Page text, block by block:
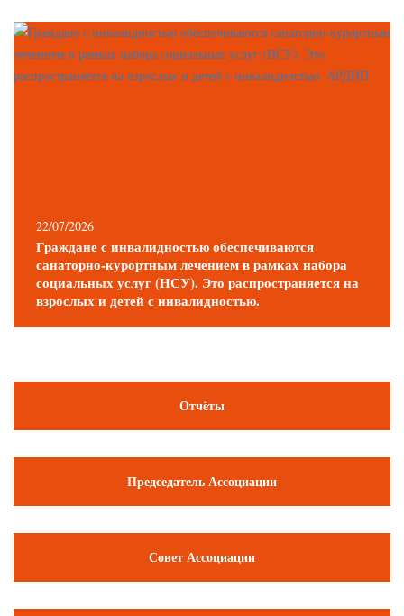
22/07/2026
Граждане с инвалидностью обеспечиваются
санаторно-курортным лечением в рамках набора
социальных услуг (НСУ). Это распространяется на
взрослых и детей с инвалидностью.
Отчёты
Председатель Ассоциации
Совет Ассоциации